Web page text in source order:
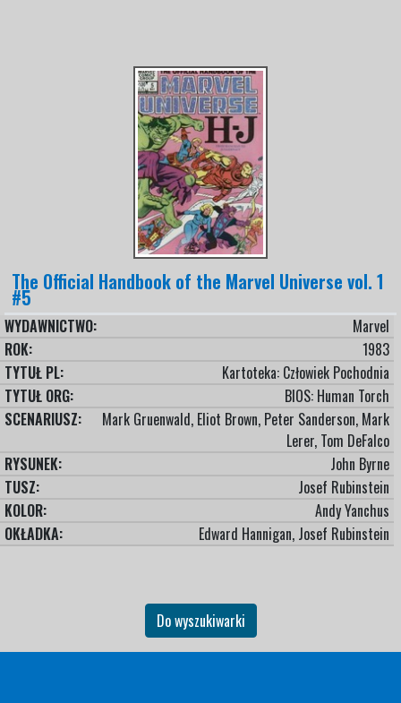
The Official Handbook of the Marvel Universe vol. 1
#5
WYDAWNICTWO:
Marvel
ROK:
1983
TYTUŁ PL:
Kartoteka: Człowiek Pochodnia
TYTUŁ ORG:
BIOS: Human Torch
SCENARIUSZ:
Mark Gruenwald, Eliot Brown, Peter Sanderson, Mark
Lerer, Tom DeFalco
RYSUNEK:
John Byrne
TUSZ:
Josef Rubinstein
KOLOR:
Andy Yanchus
OKŁADKA:
Edward Hannigan, Josef Rubinstein
Do wyszukiwarki